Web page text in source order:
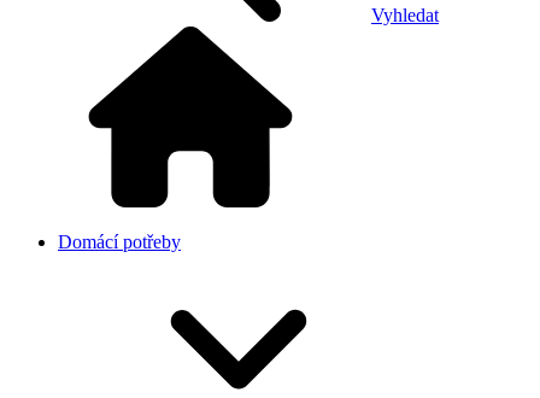
Vyhledat
Domácí potřeby